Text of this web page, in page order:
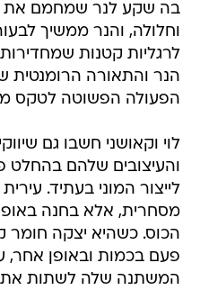
בה שקע לנר שמחמם את
וחלולה, והנר ממשיך
לרגליות קטנות
הנר והתאורה הרומנטית
הפעולה הפשוטה לטקס
לוי וקאושני חשבו גם
והעיצובים שלהם בהחלט
לייצור המוני בעתיד.
מסחרית, אלא בחנה באופן
הכוס. כשהיא יצקה חומר
פעם בכמות ובאופן אחר,
המשתנה שלה לשתות